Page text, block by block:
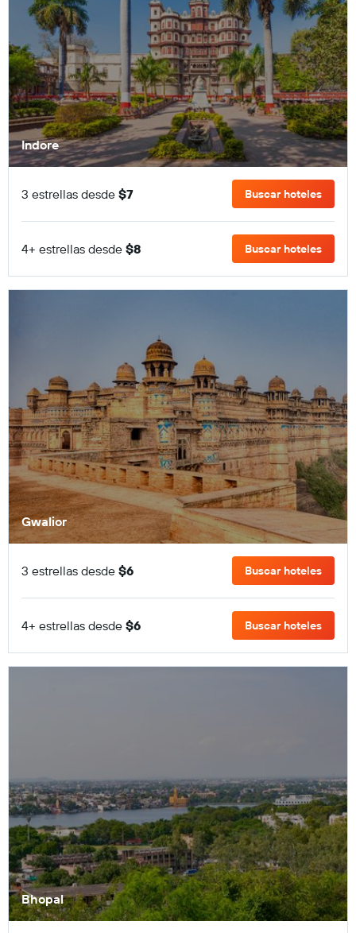
Indore
3 estrellas desde $7 Buscar hoteles
4+ estrellas desde $8 Buscar hoteles
Gwalior
3 estrellas desde $6 Buscar hoteles
4+ estrellas desde $6 Buscar hoteles
Bhopal